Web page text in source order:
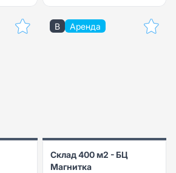
B Аренда
Склад 400 м2 - БЦ
Магнитка